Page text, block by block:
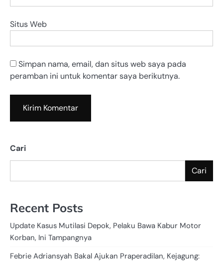
Situs Web
Simpan nama, email, dan situs web saya pada
peramban ini untuk komentar saya berikutnya.
Cari
Cari
Recent Posts
Update Kasus Mutilasi Depok, Pelaku Bawa Kabur Motor
Korban, Ini Tampangnya
Febrie Adriansyah Bakal Ajukan Praperadilan, Kejagung: